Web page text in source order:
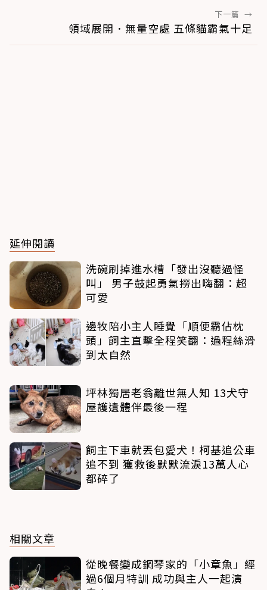
下一篇 →
領域展開．無量空處 五條貓霸氣十足
延伸閱讀
洗碗刷掉進水槽「發出沒聽過怪
叫」 男子鼓起勇氣撈出嗨翻：超
可愛
邊牧陪小主人睡覺「順便霸佔枕
頭」飼主直擊全程笑翻：過程絲滑
到太自然
坪林獨居老翁離世無人知 13犬守
屋護遺體伴最後一程
飼主下車就丟包愛犬！柯基追公車
追不到 獲救後默默流淚13萬人心
都碎了
相關文章
從晚餐變成鋼琴家的「小章魚」經
過6個月特訓 成功與主人一起演